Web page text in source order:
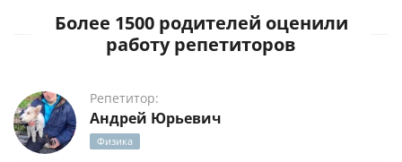
Более 1500 родителей оценили
работу репетиторов
Репетитор:
Андрей Юрьевич
Физика